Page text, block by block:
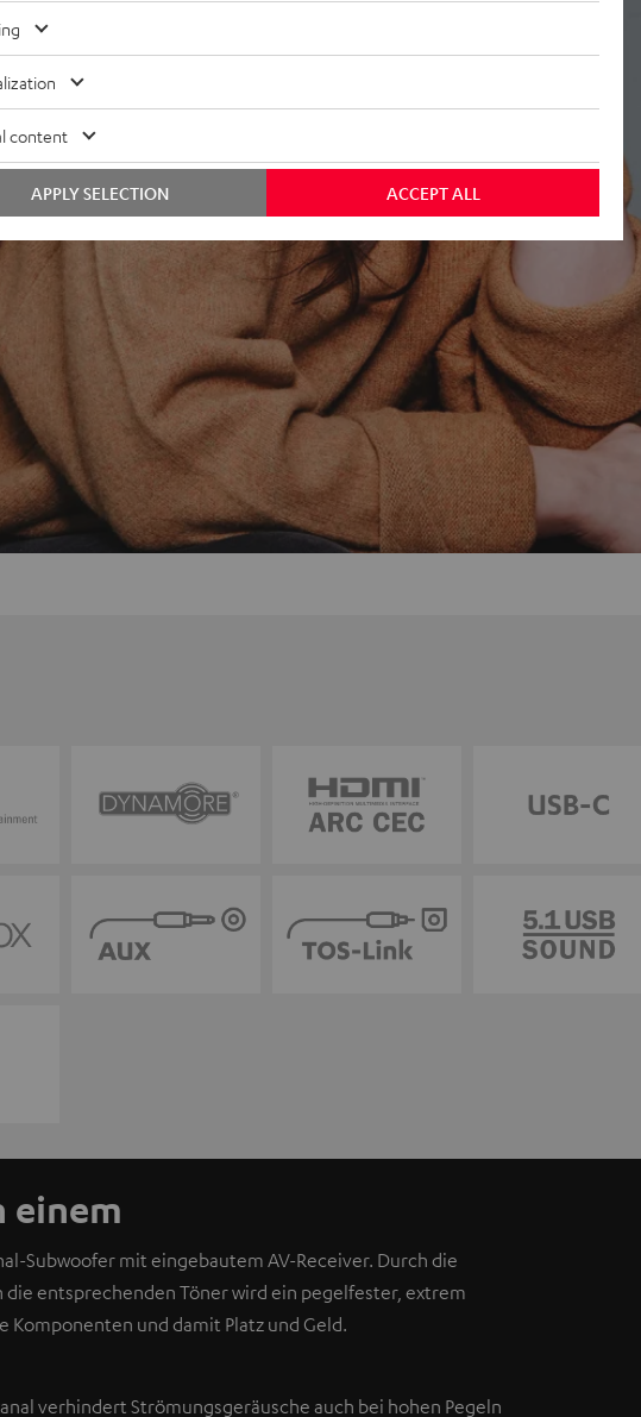
einem
Subwoofer mit eingebautem AV-Receiver. Durch die
entsprechenden Töner wird ein pegelfester, extrem
und damit Platz und Geld.
verhindert Strömungsgeräusche auch bei hohen Pegeln
content
ACCEPT ALL
APPLY SELECTION